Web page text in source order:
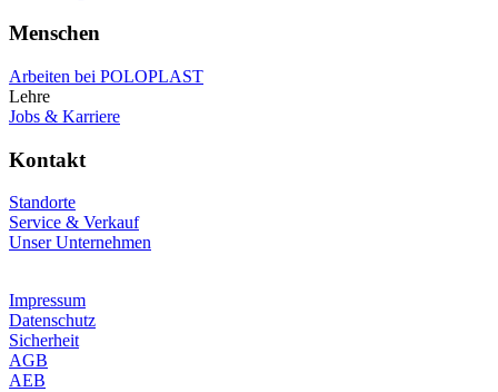
Menschen
Arbeiten bei POLOPLAST
Lehre
Jobs & Karriere
Kontakt
Standorte
Service & Verkauf
Unser Unternehmen
Impressum
Datenschutz
Sicherheit
AGB
AEB